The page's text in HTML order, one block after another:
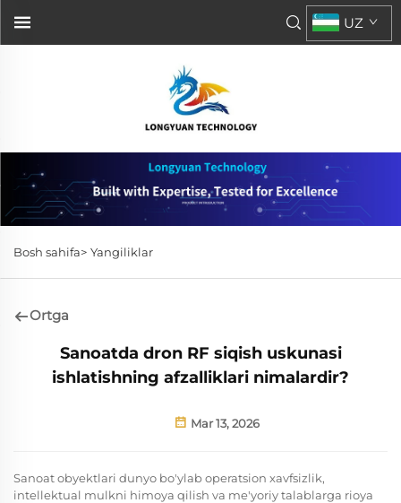
UZ
Bosh sahifa> Yangiliklar
Ortga
Sanoatda dron RF siqish uskunasi
ishlatishning afzalliklari nimalardir?
Mar 13, 2026
Sanoat obyektlari dunyo bo'ylab operatsion xavfsizlik,
intellektual mulkni himoya qilish va me'yoriy talablarga rioya